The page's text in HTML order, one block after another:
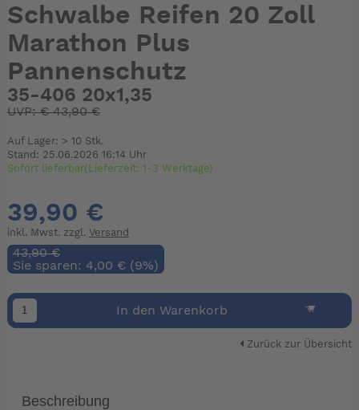
Schwalbe Reifen 20 Zoll
Marathon Plus
Pannenschutz
35-406 20x1,35
UVP:€43,90 €
Auf Lager: > 10 Stk.
Stand: 25.06.2026 16:14 Uhr
Sofort lieferbar(Lieferzeit: 1-3 Werktage)
39,90 €
inkl. Mwst. zzgl. Versand
43,90 €
Sie sparen: 4,00 € (9%)
In den Warenkorb
Zurück zur Übersicht
Beschreibung